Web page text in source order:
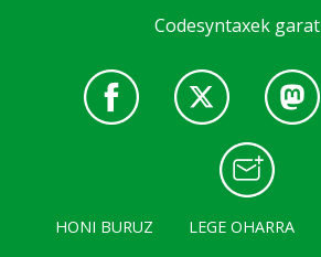
Codesyntaxek
HONI BURUZ LEGE OHARRA